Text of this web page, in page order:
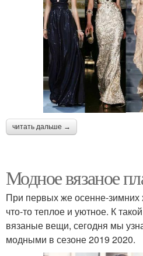
читать дальше →
Модное вязаное
При первых же осенне-зимних
что-то теплое и уютное. К
вязаные вещи, сегодня мы
модными в сезоне 2019 2020.